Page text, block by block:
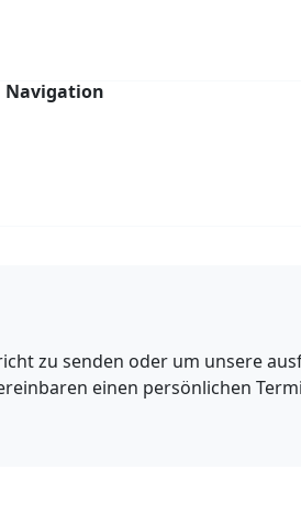
Navigation
zu senden oder um unsere
einen persönlichen